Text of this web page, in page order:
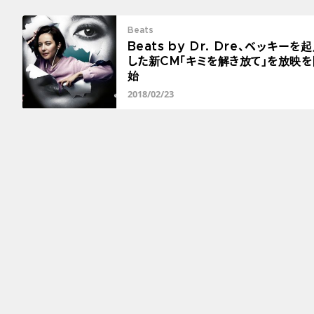
Beats
Beats by Dr. Dre、ベッキーを起
した新CM「キミを解き放て」を放映
始
2018/02/23